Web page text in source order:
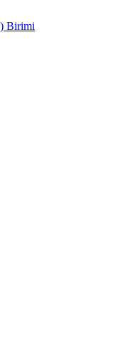
Birimi